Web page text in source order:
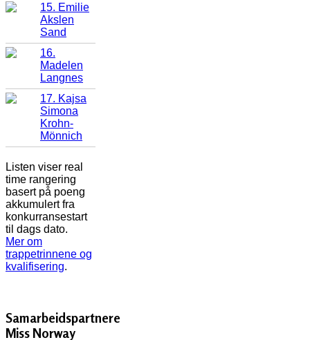
15. Emilie
Akslen
Sand
16.
Madelen
Langnes
17. Kajsa
Simona
Krohn-
Mönnich
Listen viser real
time rangering
basert på poeng
akkumulert fra
konkurransestart
til dags dato.
Mer om
trappetrinnene og
kvalifisering.
Samarbeidspartnere
Miss Norway